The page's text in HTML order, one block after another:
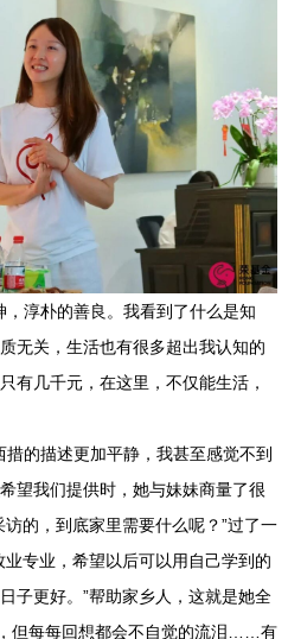
淳朴的善良。我看到了什么是知
无关，生活也有很多超出我认知的
有几千元，在这里，不仅能生活，
的描述更加平静，我甚至感觉不到
望我们提供时，她与妹妹商量了很
的，到底家里需要什么呢？”过了一
专业，希望以后可以用自己学到的
子更好。”帮助家乡人，这就是她全
但每每回想都会不自觉的流泪……有